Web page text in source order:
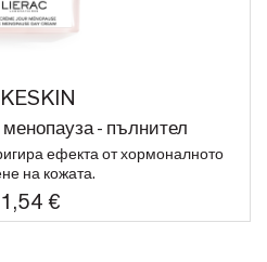
- пълнител
ефекта от хормоналното
на кожата.
€